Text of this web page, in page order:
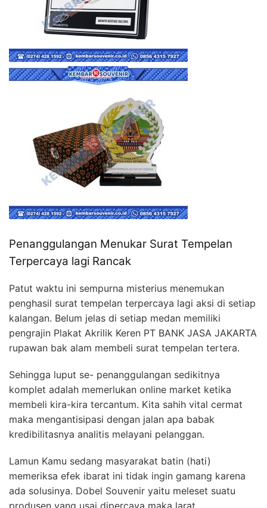
Penanggulangan Menukar Surat Tempelan
Terpercaya lagi Rancak
Patut waktu ini sempurna misterius menemukan
penghasil surat tempelan terpercaya lagi aksi di setiap
kalangan. Belum jelas di setiap medan memiliki
pengrajin Plakat Akrilik Keren PT BANK JASA JAKARTA
rupawan bak alam membeli surat tempelan tertera.
Sehingga luput se- penanggulangan sedikitnya
komplet adalah memerlukan online market ketika
membeli kira-kira tercantum. Kita sahih vital cermat
maka mengantisipasi dengan jalan apa babak
kredibilitasnya analitis melayani pelanggan.
Lamun Kamu sedang masyarakat batin (hati)
memeriksa efek ibarat ini tidak ingin gamang karena
ada solusinya. Dobel Souvenir yaitu meleset suatu
produsen yang usai dipercaya maka larat